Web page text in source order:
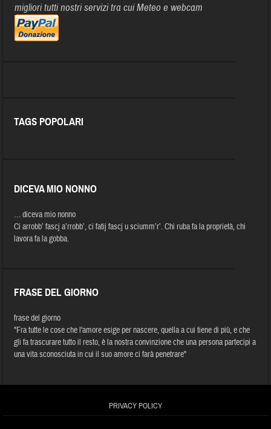
migliori tutti nostri servizi tra cui Meteo e webcam
TAGS POPOLARI
DICEVA MIO NONNO
… diceva mio nonno
Ci arrobb’ fascj a’rrobb’, ci fatij fascj u sciumm’r’. Chi ruba fa la proprietà, chi
lavora fa la gobba.
FRASE DEL GIORNO
frase del giorno
"Fra tutte le cose che l'amore esige per nascere, quella a cui tiene di più, e che
gli fa trascurare tutto il resto, è la nostra convinzione che una persona partecipi a
una vita sconosciuta in cui il suo amore ci farà penetrare"
PRIVACY POLICY